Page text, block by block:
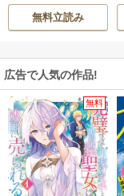
デスプレイ外伝 怪
人ソリティアの神
無料立読み
広告で人気の作品!
無料